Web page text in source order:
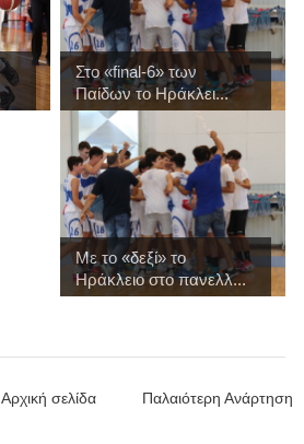
Στo «final-6» των
Παίδων το Ηράκλει...
Με το «δεξί» το
Ηράκλειο στο πανελλ...
Παλαιότερη Ανάρτηση
Αρχική σελίδα